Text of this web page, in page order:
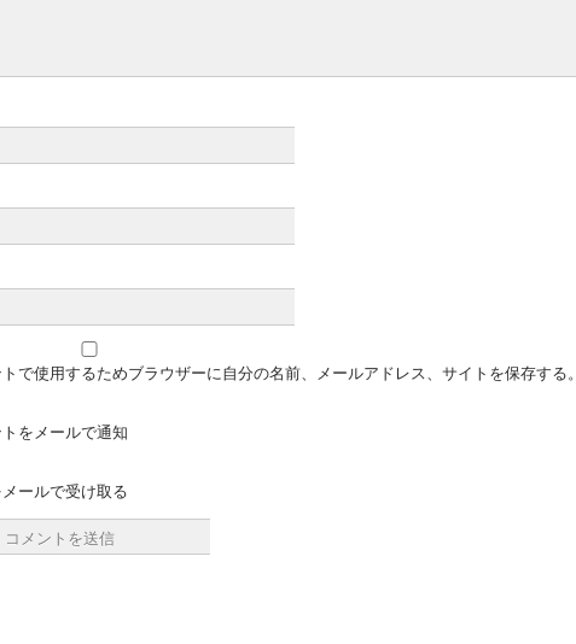
で使用するためブラウザーに自分の名前、メールアドレス、サイトを保存する。
をメールで通知
ールで受け取る